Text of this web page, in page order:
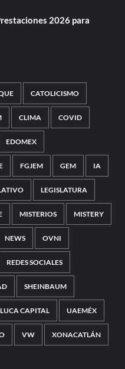
2026 para
CATOLICISMO
CLIMA COVID
EDOMEX
FGJEM GEM IA
LEGISLATURA
MISTERIOS MISTERY
NEWS OVNI
REDES SOCIALES
SHEINBAUM
CAPITAL UAEMÉX
VW XONACATLÁN